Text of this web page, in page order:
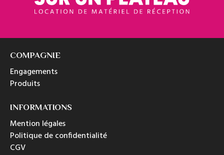
COMPAGNIE
Engagements
Produits
INFORMATIONS
Mention légales
Politique de confidentialité
CGV